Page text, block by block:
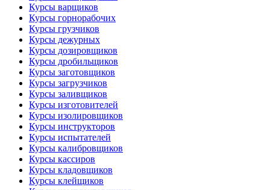
Курсы варщиков
Курсы горнорабочих
Курсы грузчиков
Курсы дежурных
Курсы дозировщиков
Курсы дробильщиков
Курсы заготовщиков
Курсы загрузчиков
Курсы заливщиков
Курсы изготовителей
Курсы изолировщиков
Курсы инструкторов
Курсы испытателей
Курсы калибровщиков
Курсы кассиров
Курсы кладовщиков
Курсы клейщиков